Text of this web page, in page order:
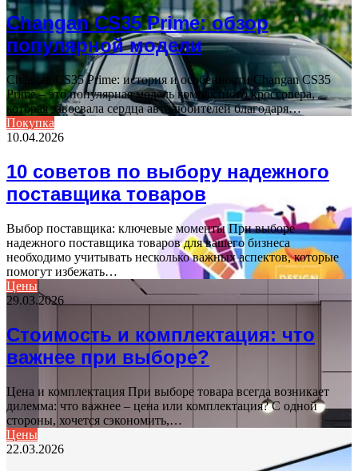
Changan CS35 Prime: обзор
популярной модели
Changan CS35 Prime: история и особенности Changan CS35
Prime – это популярная модель компактного кроссовера,
которая завоевала сердца автолюбителей благодаря…
Покупка
10.04.2026
10 советов по выбору надежного
поставщика товаров
Выбор поставщика: ключевые моменты При выборе
надежного поставщика товаров для вашего бизнеса
необходимо учитывать несколько важных аспектов, которые
помогут избежать…
Цены
29.03.2026
Стоимость и комплектация: что
важнее при выборе?
Цена и комплектация При выборе товара всегда возникает
дилемма: что важнее – цена или комплектация? С одной
стороны, хочется сэкономить,…
Цены
22.03.2026